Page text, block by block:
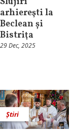
arhiereşti la
Beclean și
Bistriţa
29 Dec, 2025
Știri